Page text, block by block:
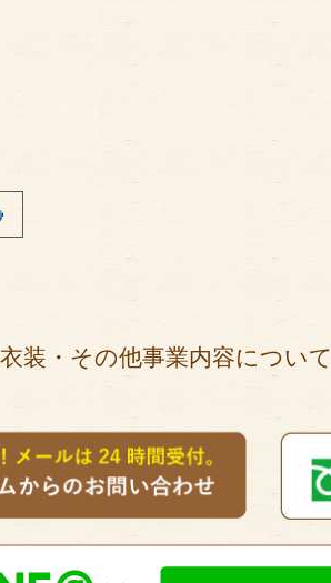
装・その他事業内容につい